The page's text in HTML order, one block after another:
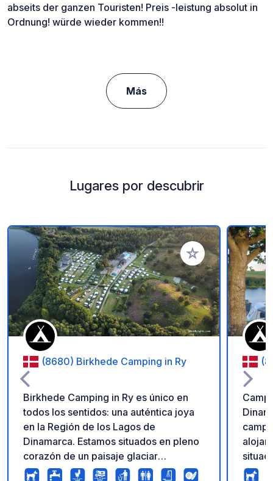
abseits der ganzen Touristen! Preis -leistung absolut in
Ordnung! würde wieder kommen!!
Más
Lugares por descubrir
Añadir a tus
(8680) Birkhede Camping in Ry
Birkhede Camping in Ry es único en
todos los sentidos: una auténtica joya
en la Región de los Lagos de
Dinamarca. Estamos situados en pleno
corazón de un paisaje glaciar
protegido, montañoso y de